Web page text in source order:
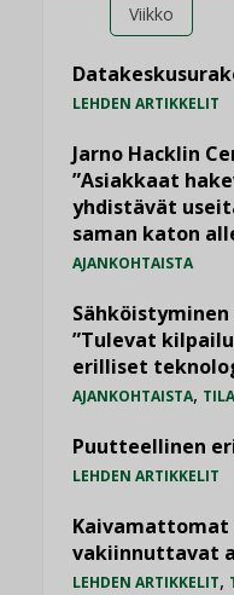
Viikko
LEHDEN ARTIKKELIT
Jarno Hacklin
”Asiakkaat
yhdistävät
saman katon
AJANKOHTAISTA
”Tulevat
erilliset
AJANKOHTAISTA,
Puutteellinen
LEHDEN ARTIKKELIT
vakiinnuttavat
LEHDEN ARTIKKELIT,